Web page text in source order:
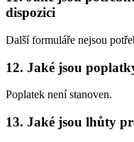
dispozici
Další formuláře nejsou
12. Jaké jsou
Poplatek není stanoven.
13. Jaké jsou lhůty